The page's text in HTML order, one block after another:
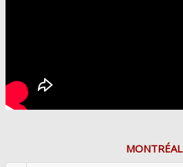
MONTRÉAL